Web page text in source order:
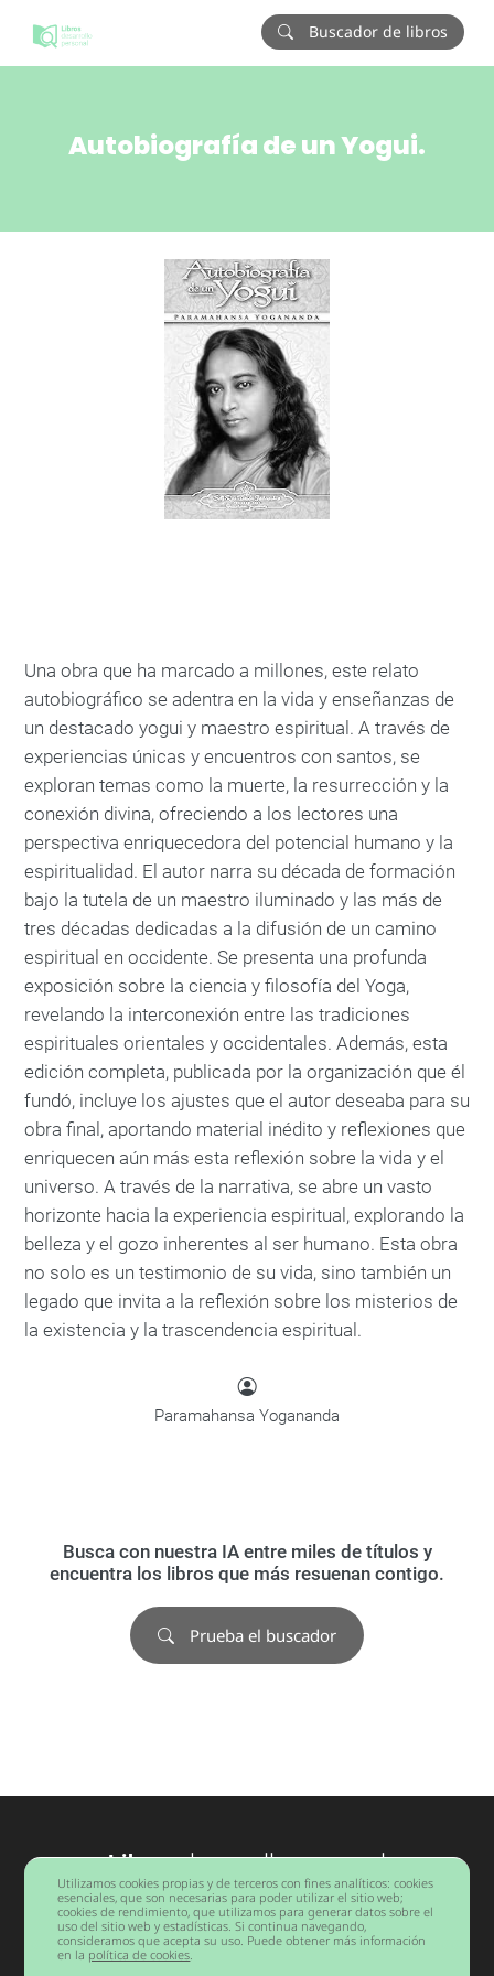
Buscador de libros
Autobiografía de un Yogui.
Una obra que ha marcado a millones, este relato
autobiográfico se adentra en la vida y enseñanzas de
un destacado yogui y maestro espiritual. A través de
experiencias únicas y encuentros con santos, se
exploran temas como la muerte, la resurrección y la
conexión divina, ofreciendo a los lectores una
perspectiva enriquecedora del potencial humano y la
espiritualidad. El autor narra su década de formación
bajo la tutela de un maestro iluminado y las más de
tres décadas dedicadas a la difusión de un camino
espiritual en occidente. Se presenta una profunda
exposición sobre la ciencia y filosofía del Yoga,
revelando la interconexión entre las tradiciones
espirituales orientales y occidentales. Además, esta
edición completa, publicada por la organización que él
fundó, incluye los ajustes que el autor deseaba para su
obra final, aportando material inédito y reflexiones que
enriquecen aún más esta reflexión sobre la vida y el
universo. A través de la narrativa, se abre un vasto
horizonte hacia la experiencia espiritual, explorando la
belleza y el gozo inherentes al ser humano. Esta obra
no solo es un testimonio de su vida, sino también un
legado que invita a la reflexión sobre los misterios de
la existencia y la trascendencia espiritual.
Paramahansa Yogananda
Busca con nuestra IA entre miles de títulos y
encuentra los libros que más resuenan contigo.
Prueba el buscador
Librosdesarrollo personal
Barcelona
Copyright © 2026 Todos los derechos reservados.
Utilizamos cookies propias y de terceros con fines analíticos: cookies
esenciales, que son necesarias para poder utilizar el sitio web;
cookies de rendimiento, que utilizamos para generar datos sobre el
uso del sitio web y estadísticas. Si continua navegando,
consideramos que acepta su uso. Puede obtener más información
en la política de cookies.